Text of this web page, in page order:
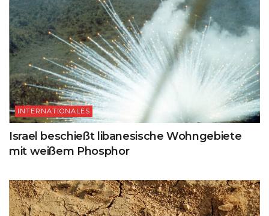
INTERNATIONALES
Israel beschießt libanesische Wohngebiete
mit weißem Phosphor